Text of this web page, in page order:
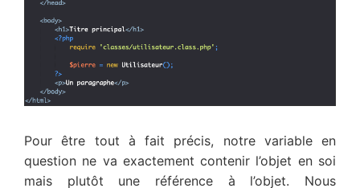
Pour être tout à fait précis, notre variable en
question ne va exactement contenir l’objet en soi
mais plutôt une référence à l’objet. Nous